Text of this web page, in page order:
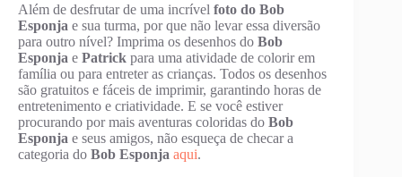
Além de desfrutar de uma incrível foto do Bob
Esponja e sua turma, por que não levar essa diversão
para outro nível? Imprima os desenhos do Bob
Esponja e Patrick para uma atividade de colorir em
família ou para entreter as crianças. Todos os desenhos
são gratuitos e fáceis de imprimir, garantindo horas de
entretenimento e criatividade. E se você estiver
procurando por mais aventuras coloridas do Bob
Esponja e seus amigos, não esqueça de checar a
categoria do Bob Esponja aqui.